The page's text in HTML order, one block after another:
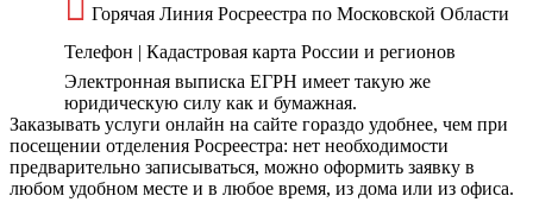
Горячая Линия Росреестра по Московской Области
Телефон | Кадастровая карта России и регионов
Электронная выписка ЕГРН имеет такую же
юридическую силу как и бумажная.
Заказывать услуги онлайн на сайте гораздо удобнее, чем при
посещении отделения Росреестра: нет необходимости
предварительно записываться, можно оформить заявку в
любом удобном месте и в любое время, из дома или из офиса.